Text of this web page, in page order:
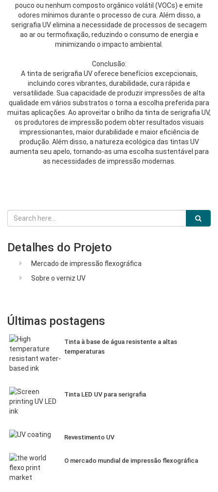
pouco ou nenhum composto orgânico volátil (VOCs) e emite
odores mínimos durante o processo de cura. Além disso, a
serigrafia UV elimina a necessidade de processos de secagem
ao ar ou termofixação, reduzindo o consumo de energia e
minimizando o impacto ambiental.
Conclusão:
A tinta de serigrafia UV oferece benefícios excepcionais,
incluindo cores vibrantes, durabilidade, cura rápida e
versatilidade. Sua capacidade de produzir impressões de alta
qualidade em vários substratos o torna a escolha preferida para
muitas aplicações. Ao aproveitar o brilho da tinta de serigrafia UV,
os produtores de impressão podem obter resultados visuais
impressionantes, maior durabilidade e maior eficiência de
produção. Além disso, a natureza ecológica das tintas UV
aumenta seu apelo, tornando-as uma escolha sustentável para
as necessidades de impressão modernas.
Detalhes do Projeto
Mercado de impressão flexográfica
Sobre o verniz UV
Últimas postagens
Tinta à base de água resistente a altas
temperaturas
Tinta LED UV para serigrafia
Revestimento UV
O mercado mundial de impressão flexográfica